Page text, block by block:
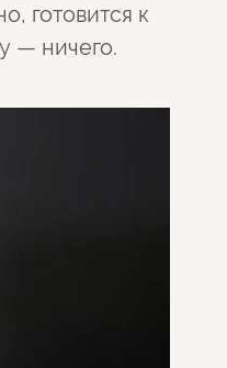
готовится к
— ничего.